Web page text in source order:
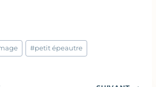
#petit épeautre